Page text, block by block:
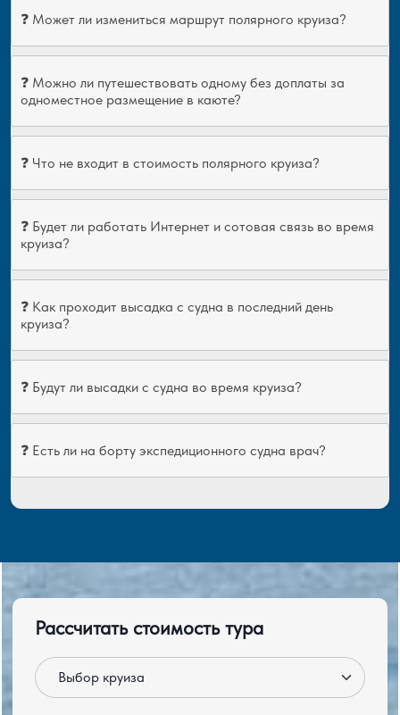
❓ Может ли измениться маршрут полярного круиза?
❓ Можно ли путешествовать одному без доплаты за
одноместное размещение в каюте?
❓ Что не входит в стоимость полярного круиза?
❓ Будет ли работать Интернет и сотовая связь во время
круиза?
❓ Как проходит высадка с судна в последний день
круиза?
❓ Будут ли высадки с судна во время круиза?
❓ Есть ли на борту экспедиционного судна врач?
Рассчитать стоимость тура
Круиз